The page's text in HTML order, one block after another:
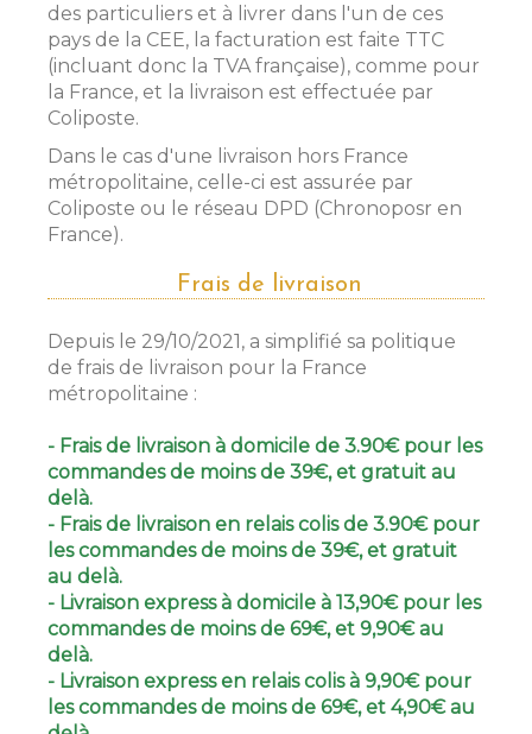
des particuliers et à livrer dans l'un de ces
pays de la CEE, la facturation est faite TTC
(incluant donc la TVA française), comme pour
la France, et la livraison est effectuée par
Coliposte.
Dans le cas d'une livraison hors France
métropolitaine, celle-ci est assurée par
Coliposte ou le réseau DPD (Chronoposr en
France).
Frais de livraison
Depuis le 29/10/2021, a simplifié sa politique
de frais de livraison pour la France
métropolitaine :
- Frais de livraison à domicile de 3.90€ pour les
commandes de moins de 39€, et gratuit au
delà.
- Frais de livraison en relais colis de 3.90€ pour
les commandes de moins de 39€, et gratuit
au delà.
- Livraison express à domicile à 13,90€ pour les
commandes de moins de 69€, et 9,90€ au
delà.
- Livraison express en relais colis à 9,90€ pour
les commandes de moins de 69€, et 4,90€ au